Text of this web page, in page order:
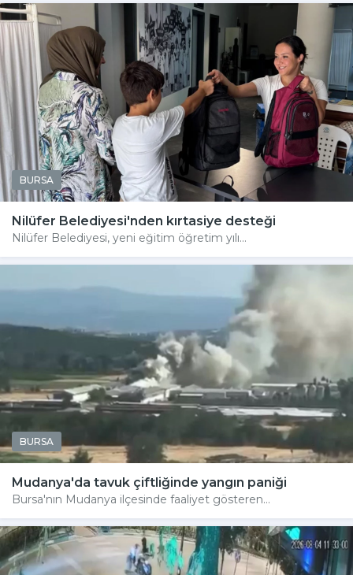
BURSA
Nilüfer Belediyesi'nden kırtasiye desteği
Nilüfer Belediyesi, yeni eğitim öğretim yılı...
BURSA
Mudanya'da tavuk çiftliğinde yangın paniği
Bursa'nın Mudanya ilçesinde faaliyet gösteren...